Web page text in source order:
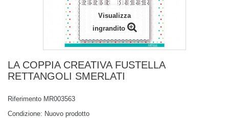
Visualizza
ingrandito
LA COPPIA CREATIVA FUSTELLA
RETTANGOLI SMERLATI
Riferimento MR003563
Condizione: Nuovo prodotto